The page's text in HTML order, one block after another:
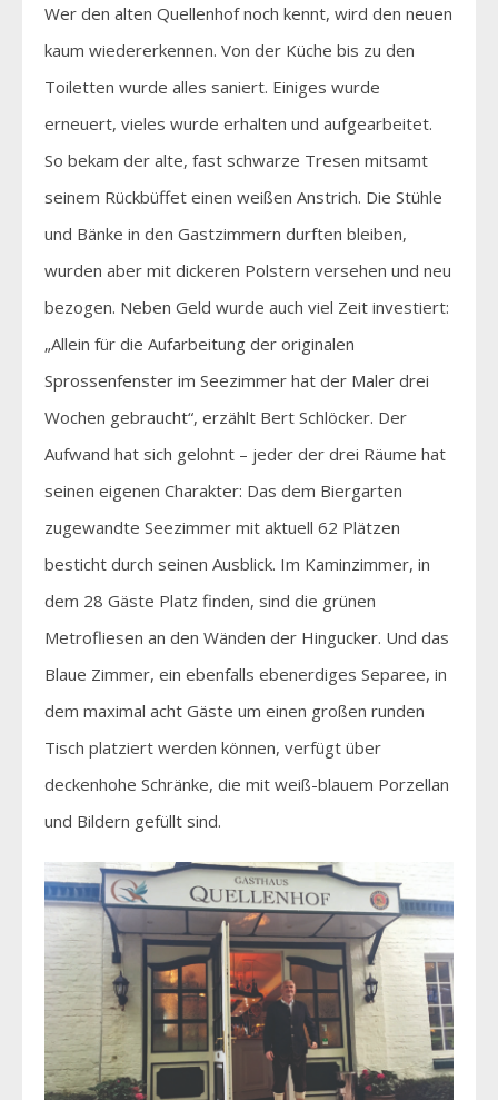
Wer den alten Quellenhof noch kennt, wird den neuen
kaum wiedererkennen. Von der Küche bis zu den
Toiletten wurde alles saniert. Einiges wurde
erneuert, vieles wurde erhalten und aufgearbeitet.
So bekam der alte, fast schwarze Tresen mitsamt
seinem Rückbüffet einen weißen Anstrich. Die Stühle
und Bänke in den Gastzimmern durften bleiben,
wurden aber mit dickeren Polstern versehen und neu
bezogen. Neben Geld wurde auch viel Zeit investiert:
„Allein für die Aufarbeitung der originalen
Sprossenfenster im Seezimmer hat der Maler drei
Wochen gebraucht“, erzählt Bert Schlöcker. Der
Aufwand hat sich gelohnt – jeder der drei Räume hat
seinen eigenen Charakter: Das dem Biergarten
zugewandte Seezimmer mit aktuell 62 Plätzen
besticht durch seinen Ausblick. Im Kaminzimmer, in
dem 28 Gäste Platz finden, sind die grünen
Metrofliesen an den Wänden der Hingucker. Und das
Blaue Zimmer, ein ebenfalls ebenerdiges Separee, in
dem maximal acht Gäste um einen großen runden
Tisch platziert werden können, verfügt über
deckenhohe Schränke, die mit weiß-blauem Porzellan
und Bildern gefüllt sind.